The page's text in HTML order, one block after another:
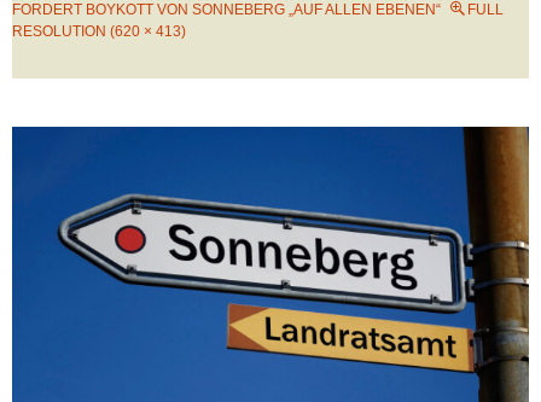
FORDERT BOYKOTT VON SONNEBERG „AUF ALLEN EBENEN“
FULL
RESOLUTION (620 × 413)